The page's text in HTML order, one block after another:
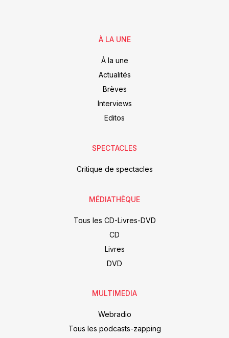
À LA UNE
À la une
Actualités
Brèves
Interviews
Editos
SPECTACLES
Critique de spectacles
MÉDIATHÈQUE
Tous les CD-Livres-DVD
CD
Livres
DVD
MULTIMEDIA
Webradio
Tous les podcasts-zapping